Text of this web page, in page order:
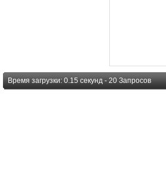
Время загрузки: 0.15 секунд - 20 Запросов